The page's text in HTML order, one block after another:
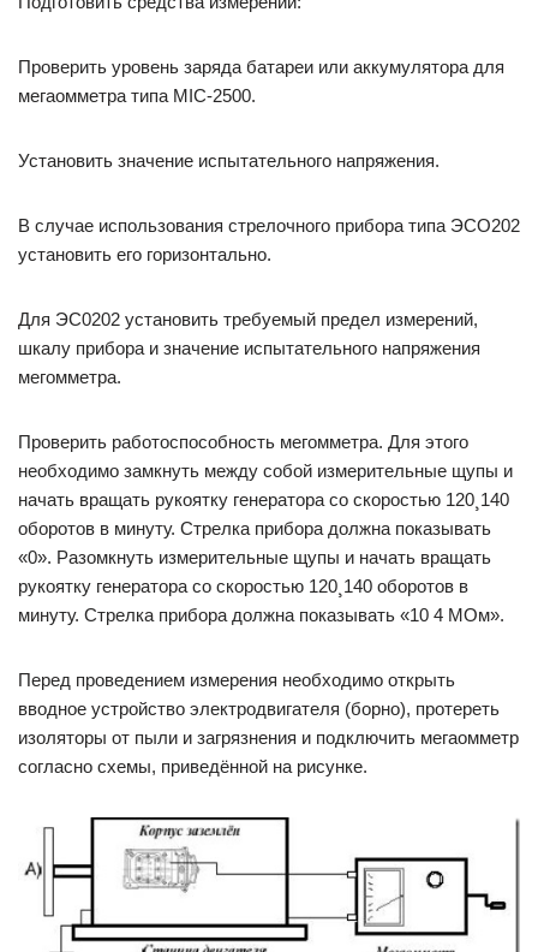
Проверить уровень заряда батареи или аккумулятора для
мегаомметра типа MIC-2500.
Установить значение испытательного напряжения.
В случае использования стрелочного прибора типа ЭСО202
установить его горизонтально.
Для ЭС0202 установить требуемый предел измерений,
шкалу прибора и значение испытательного напряжения
мегомметра.
Проверить работоспособность мегомметра. Для этого
необходимо замкнуть между собой измерительные щупы и
начать вращать рукоятку генератора со скоростью 120¸140
оборотов в минуту. Стрелка прибора должна показывать
«0». Разомкнуть измерительные щупы и начать вращать
рукоятку генератора со скоростью 120¸140 оборотов в
минуту. Стрелка прибора должна показывать «10 4 МОм».
Перед проведением измерения необходимо открыть
вводное устройство электродвигателя (борно), протереть
изоляторы от пыли и загрязнения и подключить мегаомметр
согласно схемы, приве­дённой на рисунке.